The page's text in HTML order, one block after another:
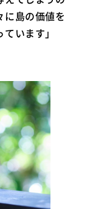
島の価値を
います」